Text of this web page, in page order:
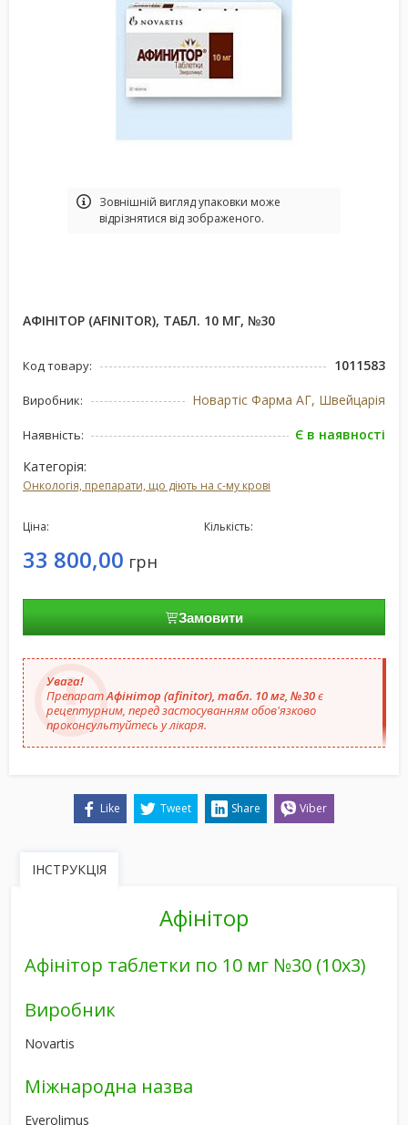
Зовнішній вигляд упаковки може
відрізнятися від зображеного.
АФІНІТОР (AFINITOR), ТАБЛ. 10 МГ, №30
Код товару: 1011583
Виробник: Новартіс Фарма АГ, Швейцарія
Наявність:
Є в наявності
Категорія:
Онкологія, препарати, що діють на с-му крові
Ціна:
33 800,00 грн
Кількість:
Замовити
Увага!
ПрепаратАфінітор (afinitor), табл. 10 мг, №30є
рецептурним, перед застосуванням обов'язково
проконсультуйтесь у лікаря.
Like Tweet Share Viber
ІНСТРУКЦІЯ
Афінітор
Афінітор таблетки по 10 мг №30 (10х3)
Виробник
Novartis
Міжнародна назва
Everolimus